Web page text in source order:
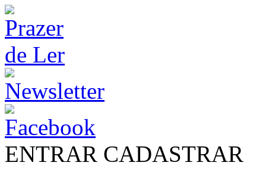
ENTRAR CADASTRAR